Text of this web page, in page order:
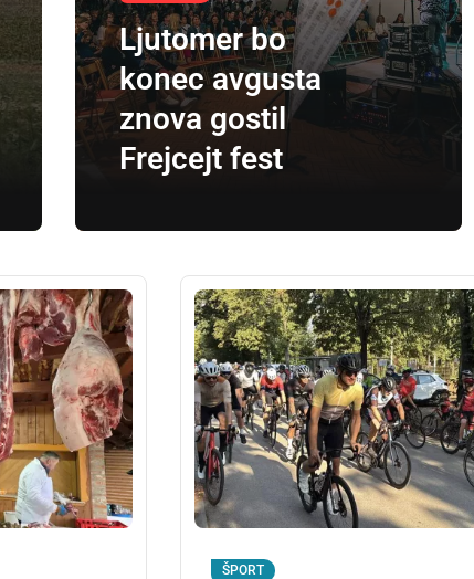
Ljutomer bo
konec avgusta
znova gostil
Frejcejt fest
ŠPORT